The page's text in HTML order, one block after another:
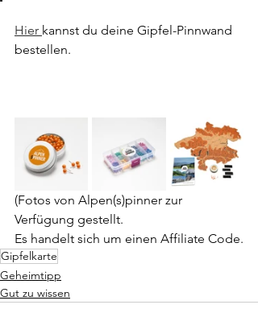
Hier kannst du deine Gipfel-Pinnwand
bestellen.
(Fotos von Alpen(s)pinner zur
Verfügung gestellt.
Es handelt sich um einen Affiliate Code.
Gipfelkarte
Geheimtipp
Gut zu wissen